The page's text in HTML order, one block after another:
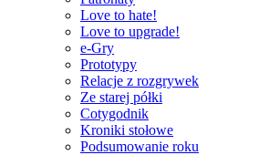
Love to hate!
Love to upgrade!
e-Gry
Prototypy
Relacje z rozgrywek
Ze starej półki
Cotygodnik
Kroniki stołowe
Podsumowanie roku